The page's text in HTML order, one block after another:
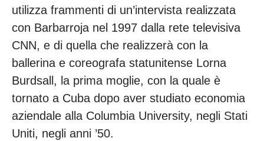
utilizza frammenti di un’intervista realizzata
con Barbarroja nel 1997 dalla rete televisiva
CNN, e di quella che realizzerà con la
ballerina e coreografa statunitense Lorna
Burdsall, la prima moglie, con la quale è
tornato a Cuba dopo aver studiato economia
aziendale alla Columbia University, negli Stati
Uniti, negli anni ’50.